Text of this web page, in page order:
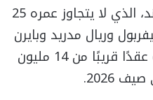
المدافع عن بوروسيا دورتموند، الذي لا يتجاوز عمره 25
وريال مدريد وبايرن
ميونيخ، الذين قد يقدمون له عقدًا قريبًا من 14 مليون
2026.